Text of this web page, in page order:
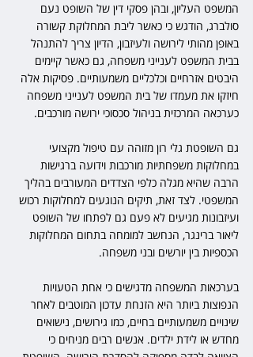
המשפט העליון, ובהן פסקי דין של השופט נעם
סולברג, הודגש כי כאשר ליבת המחלוקת קשורה
באופן מהותי לירושה ולעיזבון, הדיון צריך להתנהל
בבית המשפט לענייני משפחה, גם כאשר קיימים
היבטים אזרחיים וכלכליים משמעותיים. פסיקות אלה
חיזקו את מעמדו של בית המשפט לענייני משפחה
כערכאה המרכזית בניהול סכסוכי ירושה מורכבים.
גם השופטת גלי רון מזוהה עם טיפול מקצועי
במחלוקות משפחתיות מורכבות וידועה ברגישות
הרבה שהיא מגלה כלפי הצדדים המעורבים בהליך
המשפטי. לצד זאת, תיקים הנוגעים למחלוקות רכוש
ועיזבונות מגיעים לא פעם גם לפתחו של השופט
ליאור ברינגר, הנחשב למומחה בתחום המחלוקות
הכספיות בין יורשים ובני משפחה.
בערכאות המשפחה מדגישים כי אחת הטעויות
הנפוצות ביותר היא הזנחת עדכון המוטבים לאחר
שינויים משמעותיים בחיים, כמו גירושים, נישואים
מחדש או לידת ילדים. אנשים רבים מניחים כי